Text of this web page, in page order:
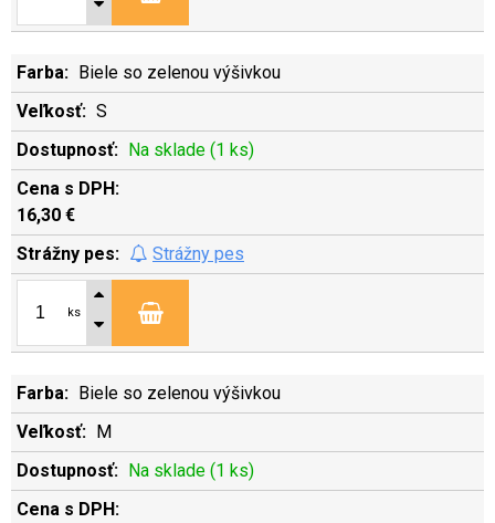
Biele so zelenou výšivkou
S
Na sklade (1 ks)
16,30 €
Strážny pes
ks
Biele so zelenou výšivkou
M
Na sklade (1 ks)